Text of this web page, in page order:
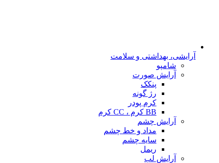
آرایشی، بهداشتی و سلامت
شامپو
آرایش صورت
پنکک
رژ گونه
کرم پودر
BB کرم ، CC کرم
آرایش چشم
مداد و خط چشم
سایه چشم
ریمل
آرایش لب